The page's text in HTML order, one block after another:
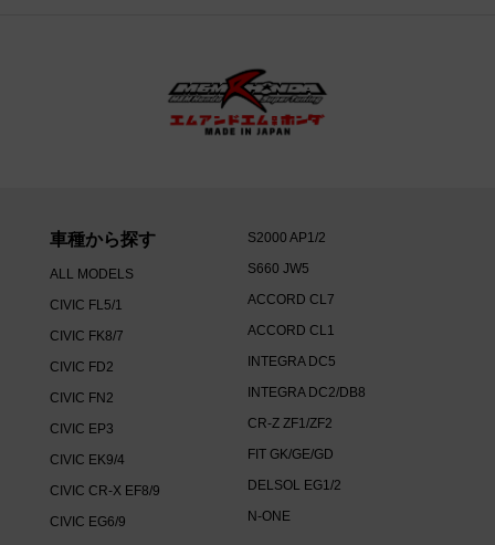
車種から探す
ALL MODELS
CIVIC FL5/1
CIVIC FK8/7
CIVIC FD2
CIVIC FN2
CIVIC EP3
CIVIC EK9/4
CIVIC CR-X EF8/9
CIVIC EG6/9
S2000 AP1/2
S660 JW5
ACCORD CL7
ACCORD CL1
INTEGRA DC5
INTEGRA DC2/DB8
CR-Z ZF1/ZF2
FIT GK/GE/GD
DELSOL EG1/2
N-ONE